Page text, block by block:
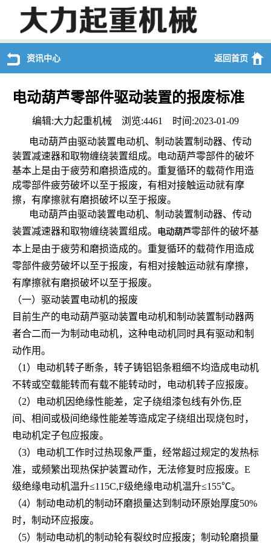
资讯中心 返回首页
电动葫芦零部件驱动装置的报废标准
编辑:大力起重机械 浏览:4461 时间:2023-01-09
电动葫芦由驱动装置电动机、制动装置制动器、传动
装置减速器和取物缠绕装置组成。电动葫芦零部件的破坏
基本上是由于疲劳和磨损造成的。重复循环的载荷作用造
成零部件疲劳破坏以至于报废，有相对接触运动就有摩
擦，有摩擦就有磨损破坏以至于报废。
电动葫芦由驱动装置电动机、制动装置制动器、传动
装置减速器和取物缠绕装置组成。
电动葫芦零部件的破坏基
本上是由于疲劳和磨损造成的。重复循环的载荷作用造成
零部件疲劳破坏以至于报废，有相对接触运动就有摩擦，
有摩擦就有磨损破坏以至于报废。
（一）驱动装置电动机的报废
目前生产的电动葫芦驱动装置电动机和制动装置制动器两
者合二而一为制动电动机，这种电动机同时具有驱动和制
动作用。
（1 ）电动机转子断条，转子铸铝铝条粗细不均造成电动机
不转或空载能转而有载不能转动时，电动机转子应报废。
（2）电动机因绝缘性能差，定子绕组漆包线有外伤, 臣
间、相间或极间绝缘性能差等造成定子绕组出现烧包时，
电动机定子包应报废。
（3）电动机工作时过热现象严重，经常超过规定的发热标
准，或频繁出现热保护装置动作，无法修复时应报废。E
级绝缘电动机温升≤115C,F级绝缘电动机温升≤155℃。
（4）制动电动机的制动环磨损量达到制动环原始厚度50%
时，制动环应报废。
（5）制动电动机的制动轮有裂纹时应报废；制动轮磨损量